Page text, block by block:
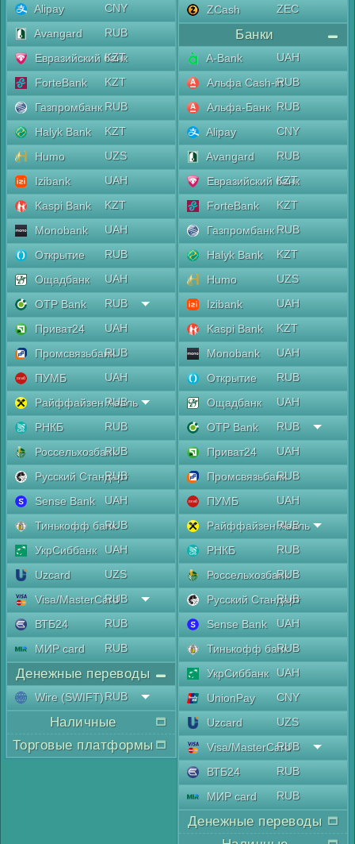
Alipay
CNY
Avangard
RUB
Евразийский банк
KZT
ForteBank
KZT
Газпромбанк RUB
Halyk Bank
KZT
Humo
UZS
Izibank
UAH
Kaspi Bank
KZT
Monobank
UAH
Открытие
RUB
Ощадбанк
UAH
OTP Bank
RUB
Приват24
UAH
ПромсвязьбанкRUB
ПУМБ
UAH
Райффайзен Аваль
RUB
РНКБ
RUB
РоссельхозбанкRUB
Русский Стандарт
RUB
Sense Bank
UAH
Тинькофф банкRUB
УкрСиббанк
UAH
Uzcard
UZS
Visa/MasterCard
RUB
ВТБ24
RUB
МИР card
RUB
Денежные переводы
Wire (SWIFT)RUB
Наличные
Торговые платформы
ZCash
ZEC
Банки
A-Bank
UAH
Альфа Cash-inRUB
Альфа-Банк RUB
Alipay
CNY
Avangard
RUB
Евразийский банк
KZT
ForteBank
KZT
Газпромбанк RUB
Halyk Bank
KZT
Humo
UZS
Izibank
UAH
Kaspi Bank
KZT
Monobank
UAH
Открытие
RUB
Ощадбанк
UAH
OTP Bank
RUB
Приват24
UAH
ПромсвязьбанкRUB
ПУМБ
UAH
Райффайзен Аваль
RUB
РНКБ
RUB
РоссельхозбанкRUB
Русский Стандарт
RUB
Sense Bank
UAH
Тинькофф банкRUB
УкрСиббанк
UAH
UnionPay
CNY
Uzcard
UZS
Visa/MasterCard
RUB
ВТБ24
RUB
МИР card
RUB
Денежные переводы